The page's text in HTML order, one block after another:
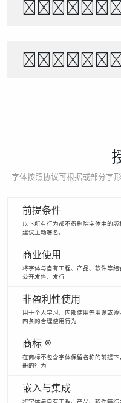
The
字体按照协议可根据或部分字
前提条件
以下所有行为都不得删除字体中的
建议主动署名。
商业使用
将字体与自有工程、产品、软件等
公开发售、发行
非盈利性使用
用于个人学习、内部使用等用途或遵
四条的合理使用行为
商标 ®
在商标不包含字体保留名称的前提
册的行为
嵌入与集成
将字体与自有工程、产品、软件等